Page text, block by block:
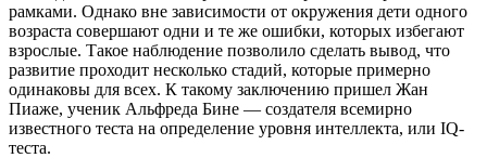
рамками. Однако вне зависимости от окружения дети одного
возраста совершают одни и те же ошибки, которых избегают
взрослые. Такое наблюдение позволило сделать вывод, что
развитие проходит несколько стадий, которые примерно
одинаковы для всех. К такому заключению пришел Жан
Пиаже, ученик Альфреда Бине — создателя всемирно
известного теста на определение уровня интеллекта, или IQ-
теста.